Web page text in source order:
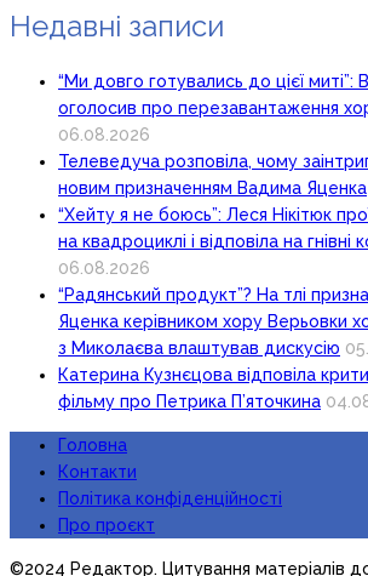
Недавні записи
“Ми довго готувались до цієї
оголосив про перезавантаження
06.08.2026
Телеведуча розповіла, чому
новим призначенням Вадима Яценка
“Хейту я не боюсь”: Леся Нікітюк
на квадроциклі і відповіла на гнівні
06.08.2026
“Радянський продукт”? На тлі
Яценка керівником хору Верьовки
з Миколаєва влаштував дискусію
Катерина Кузнєцова відповіла
фільму про Петрика П’яточкина
Головна
Контакти
Політика конфіденційності
Про проєкт
©2024 Редактор. Цитування матеріалів